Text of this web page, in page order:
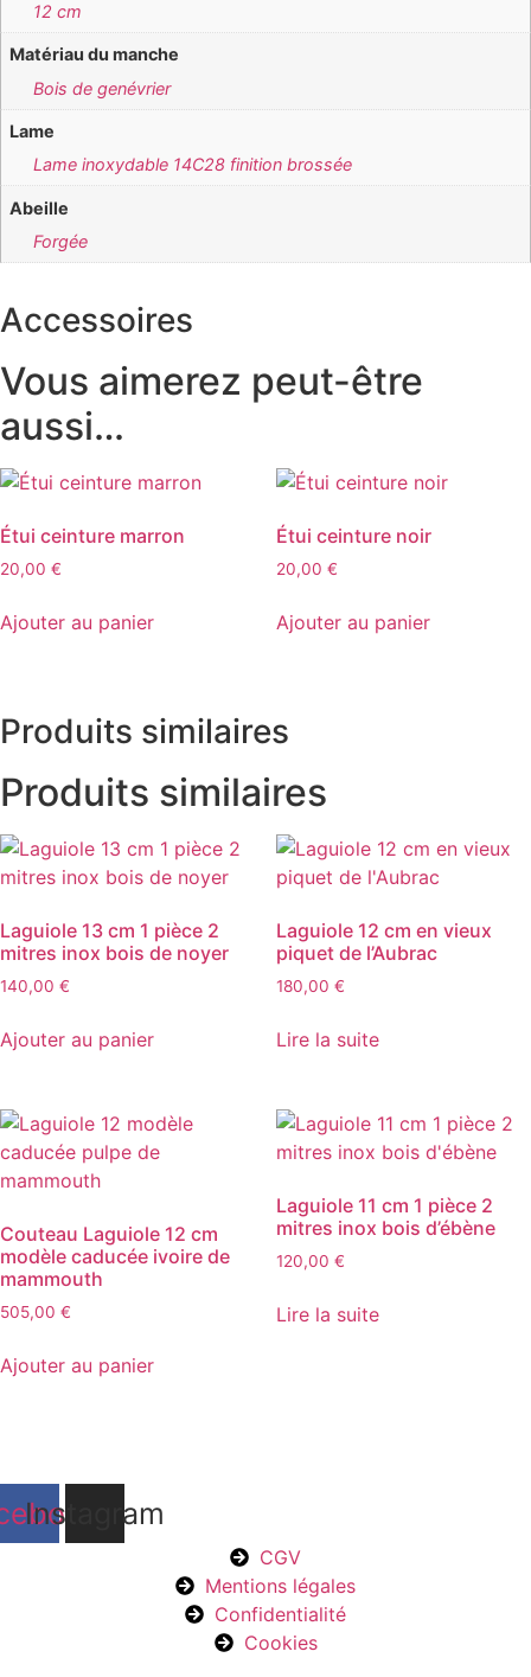
12 cm
Matériau du manche
Bois de genévrier
Lame
Lame inoxydable 14C28 finition brossée
Abeille
Forgée
Accessoires
Vous aimerez peut-être
aussi…
Étui ceinture marron
20,00 €
Ajouter au panier
Étui ceinture noir
20,00 €
Ajouter au panier
Produits similaires
Produits similaires
Laguiole 13 cm 1 pièce 2
mitres inox bois de noyer
140,00 €
Ajouter au panier
Laguiole 12 cm en vieux
piquet de l’Aubrac
180,00 €
Lire la suite
Couteau Laguiole 12 cm
modèle caducée ivoire de
mammouth
505,00 €
Ajouter au panier
Laguiole 11 cm 1 pièce 2
mitres inox bois d’ébène
120,00 €
Lire la suite
Instagram
CGV
Mentions légales
Confidentialité
Cookies